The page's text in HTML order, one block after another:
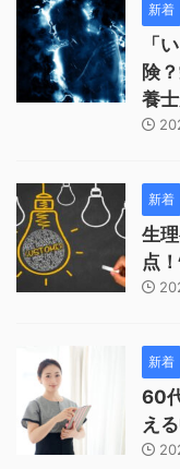
新着
「
険
養
新着
生
点
新着
60
え